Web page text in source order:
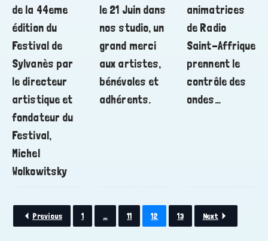
de la 44eme
édition du
Festival de
Sylvanès par
le directeur
artistique et
fondateur du
Festival,
Michel
Wolkowitsky
le 21 Juin dans
nos studio, un
grand merci
aux artistes,
bénévoles et
adhérents.
animatrices
de Radio
Saint-Affrique
prennent le
contrôle des
ondes…
Previous 1 … 11 12 13 Next